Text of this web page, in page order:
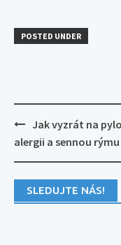
POSTED UNDER
Post
navigation
Jak vyzrát na
alergii a sennou rýmu
SLEDUJTE NÁS!